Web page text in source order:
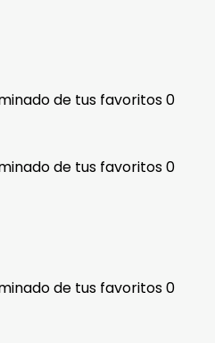
de tus favoritos0
de tus favoritos0
de tus favoritos0